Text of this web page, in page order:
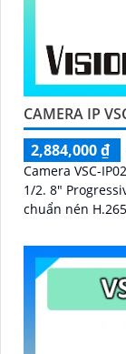
CAMERA IP
2,884,000 ₫
Camera VSC-
1/2. 8"
chuẩn nén